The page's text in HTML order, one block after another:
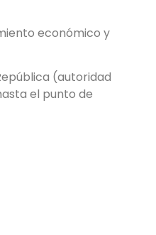
económico y
(autoridad
el punto de